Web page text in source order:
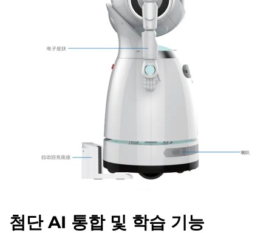
첨단 AI 통합 및 학습 기능